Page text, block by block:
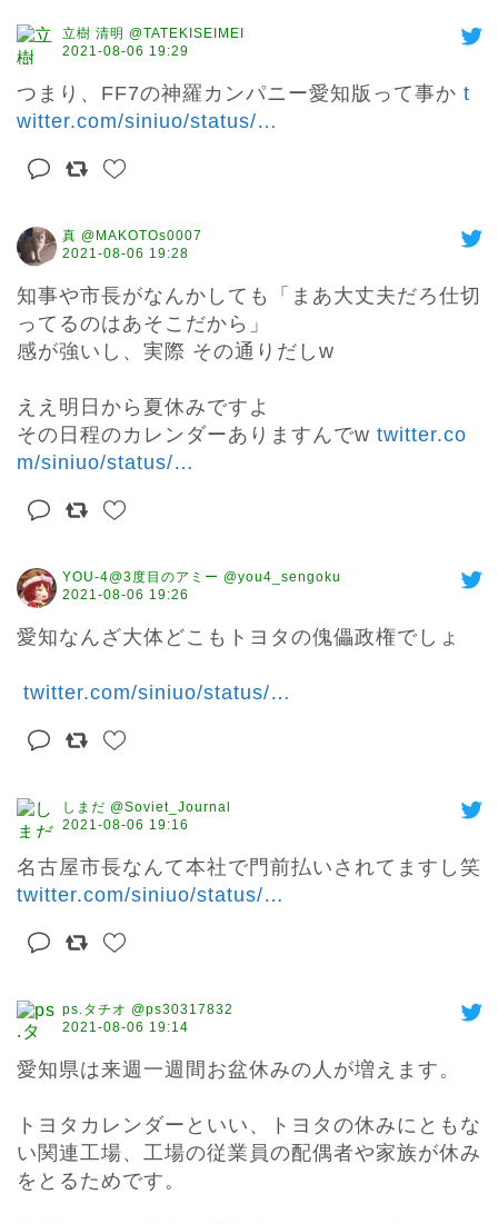
立樹 清明 @TATEKISEIMEI
2021-08-06 19:29
つまり、FF7の神羅カンパニー愛知版って事か t
witter.com/siniuo/status/…
真 @MAKOTOs0007
2021-08-06 19:28
知事や市長がなんかしても「まあ大丈夫だろ仕切
ってるのはあそこだから」
感が強いし、実際 その通りだしw
ええ明日から夏休みですよ
その日程のカレンダーありますんでw twitter.co
m/siniuo/status/…
YOU-4@3度目のアミー @you4_sengoku
2021-08-06 19:26
愛知なんざ大体どこもトヨタの傀儡政権でしょ
twitter.com/siniuo/status/…
しまだ @Soviet_Journal
2021-08-06 19:16
twitter.com/siniuo/status/…
ps.タチオ @ps30317832
2021-08-06 19:14
愛知県は来週一週間お盆休みの人が増えます。
トヨタカレンダーといい、トヨタの休みにともな
い関連工場、工場の従業員の配偶者や家族が休み
をとるためです。